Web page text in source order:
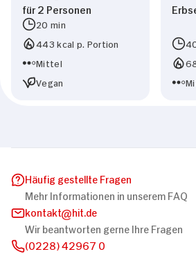
für 2 Personen
20 min
443 kcal p. Portion
Mittel
Vegan
Häufig gestellte Fragen
Mehr Informationen in unserem FAQ
kontakt
hit.de
Wir beantworten gerne Ihre Fragen
(0228) 42967 0